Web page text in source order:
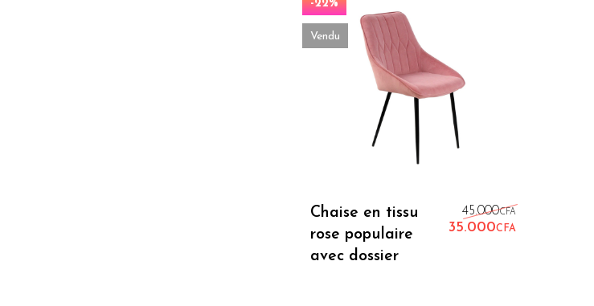
-22%
Vendu
Chaise en tissu
rose populaire
avec dossier
45.000CFA
35.000CFA